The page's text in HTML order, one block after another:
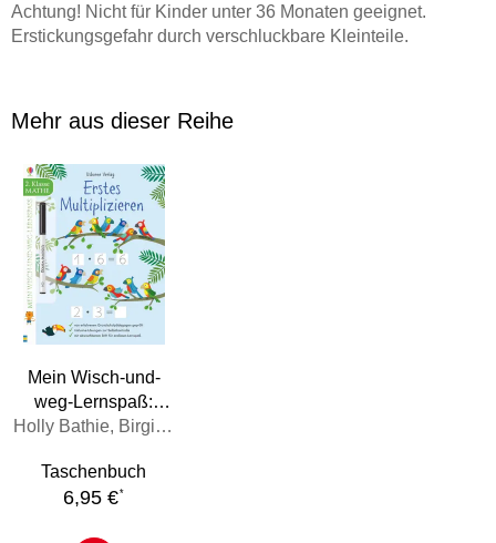
Achtung! Nicht für Kinder unter 36 Monaten geeignet.
Erstickungsgefahr durch verschluckbare Kleinteile.
Mehr aus dieser Reihe
Mein Wisch-und-
weg-Lernspaß:
Erstes Multiplizieren
Holly Bathie, Birgit Zimmerer
Taschenbuch
6,95 €*